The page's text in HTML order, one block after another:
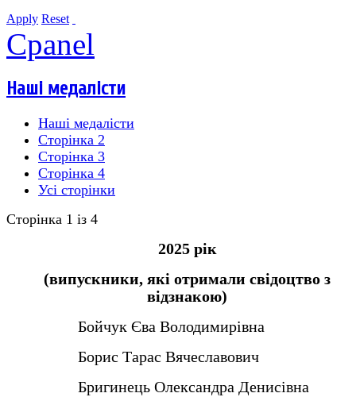
Apply Reset
Cpanel
Наші медалісти
Наші медалісти
Сторінка 2
Сторінка 3
Сторінка 4
Усі сторінки
Сторінка 1 із 4
2025 рік
(випускники, які отримали свідоцтво з
відзнакою)
Бойчук Єва Володимирівна
Борис Тарас Вячеславович
Бригинець Олександра Денисівна